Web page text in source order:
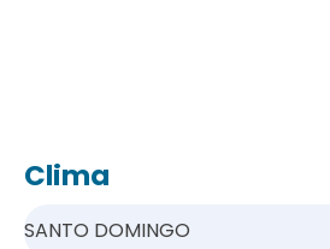
Clima
SANTO DOMINGO